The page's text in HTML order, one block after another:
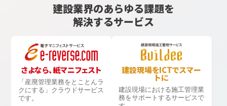
建設業界のあらゆる課題を
解決するサービス
さよなら、紙マニフェスト
「産廃管理業務をとことんラ
クにする」 クラウドサービス
です。
建設現場をICTでスマー
トに
建設現場における施工管理業
務をサポートするサービスで